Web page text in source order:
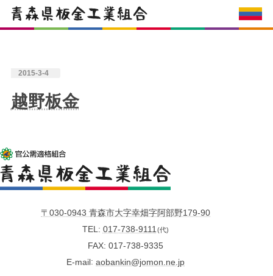
2015-3-4
越野板金
〒030-0943 青森市大字幸畑字阿部野179-90
TEL
017-738-9111 (代)
FAX 017-738-9335
E-mail aobankin@jomon.ne.jp